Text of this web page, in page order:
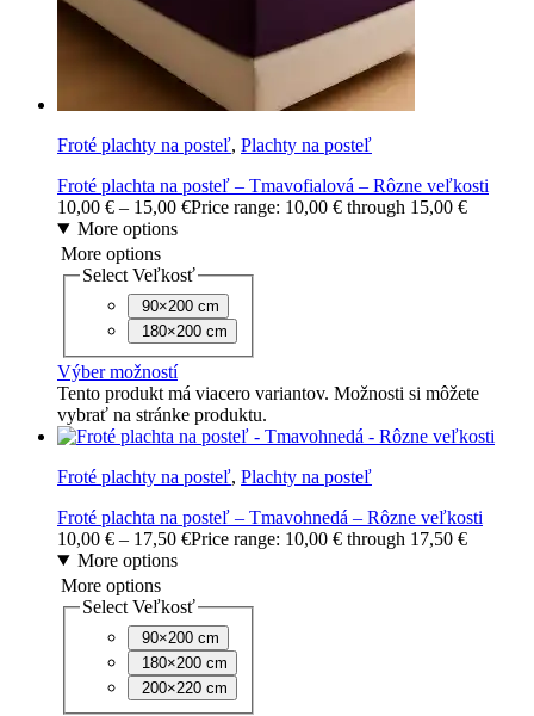
Froté plachty na posteľ, Plachty na posteľ
Froté plachta na posteľ – Tmavofialová – Rôzne veľkosti
10,00 € – 15,00 €Price range: 10,00 € through 15,00 €
More options
More options
Select Veľkosť
90×200 cm
180×200 cm
Výber možností
Tento produkt má viacero variantov. Možnosti si môžete
vybrať na stránke produktu.
Froté plachty na posteľ, Plachty na posteľ
Froté plachta na posteľ – Tmavohnedá – Rôzne veľkosti
10,00 € – 17,50 €Price range: 10,00 € through 17,50 €
More options
More options
Select Veľkosť
90×200 cm
180×200 cm
200×220 cm